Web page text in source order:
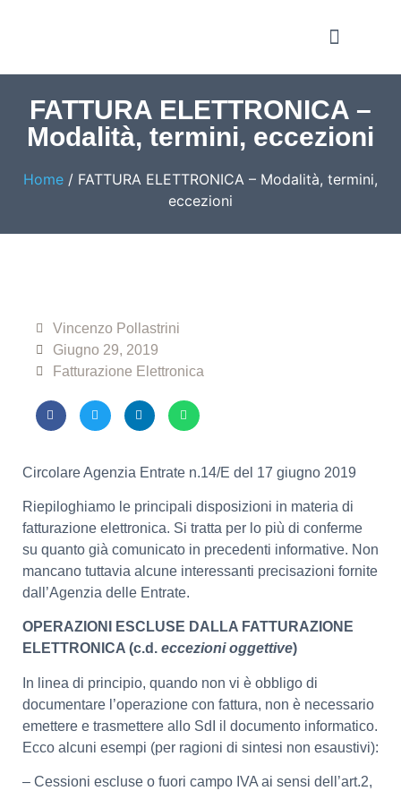
FATTURA ELETTRONICA –
Modalità, termini, eccezioni
Home / FATTURA ELETTRONICA – Modalità, termini,
eccezioni
Vincenzo Pollastrini
Giugno 29, 2019
Fatturazione Elettronica
Circolare Agenzia Entrate n.14/E del 17 giugno 2019
Riepiloghiamo le principali disposizioni in materia di
fatturazione elettronica. Si tratta per lo più di conferme
su quanto già comunicato in precedenti informative. Non
mancano tuttavia alcune interessanti precisazioni fornite
dall’Agenzia delle Entrate.
OPERAZIONI ESCLUSE DALLA FATTURAZIONE
ELETTRONICA (c.d. eccezioni oggettive)
In linea di principio, quando non vi è obbligo di
documentare l’operazione con fattura, non è necessario
emettere e trasmettere allo SdI il documento informatico.
Ecco alcuni esempi (per ragioni di sintesi non esaustivi):
– Cessioni escluse o fuori campo IVA ai sensi dell’art.2,